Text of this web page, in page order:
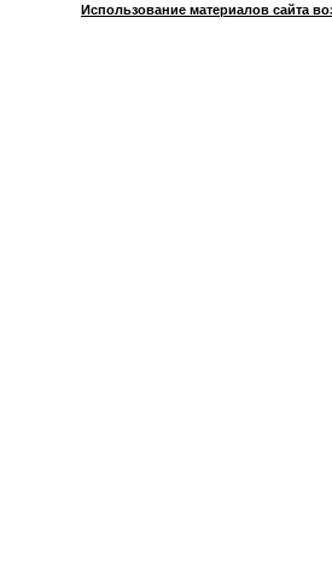
Использование материалов сайта